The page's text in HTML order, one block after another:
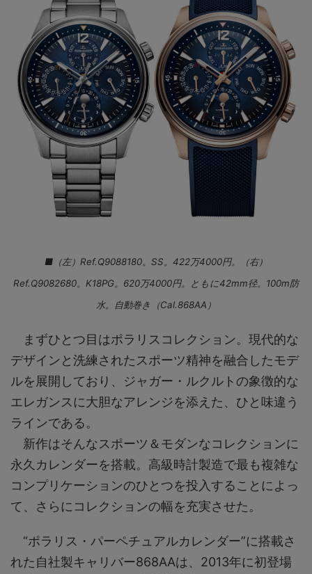
■（左）Ref.Q9088180。SS。422万4000円。（右）
Ref.Q9082680。K18PG。620万4000円。ともに42mm径。100m防
水。自動巻き（Cal.868AA）
まずひとつ目はポラリスコレクション。現代的な
デザインと洗練されたスポーツ精神を融合したモデ
ルを展開しており、ジャガー・ルクルトの象徴的な
エレガンスに大胆なアレンジを添えた、ひと味違う
ラインである。
新作はそんなスポーツ＆モダンなコレクションに
永久カレンダーを搭載。高級時計製造で最も複雑な
コンプリケーションのひとつを投入することによっ
て、さらにコレクションの幅を充実させた。
“ポラリス・パーペチュアルカレンダー”に搭載さ
れた自社製キャリバー868AAは、2013年に初登場